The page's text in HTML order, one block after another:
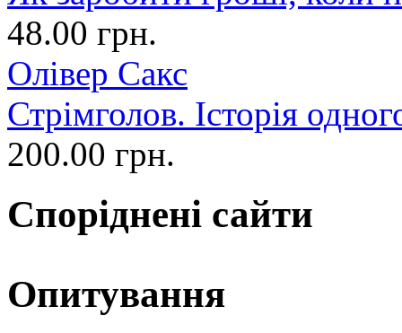
48.00 грн.
Олівер Сакс
Стрімголов. Історія
200.00 грн.
Споріднені сайти
Опитування